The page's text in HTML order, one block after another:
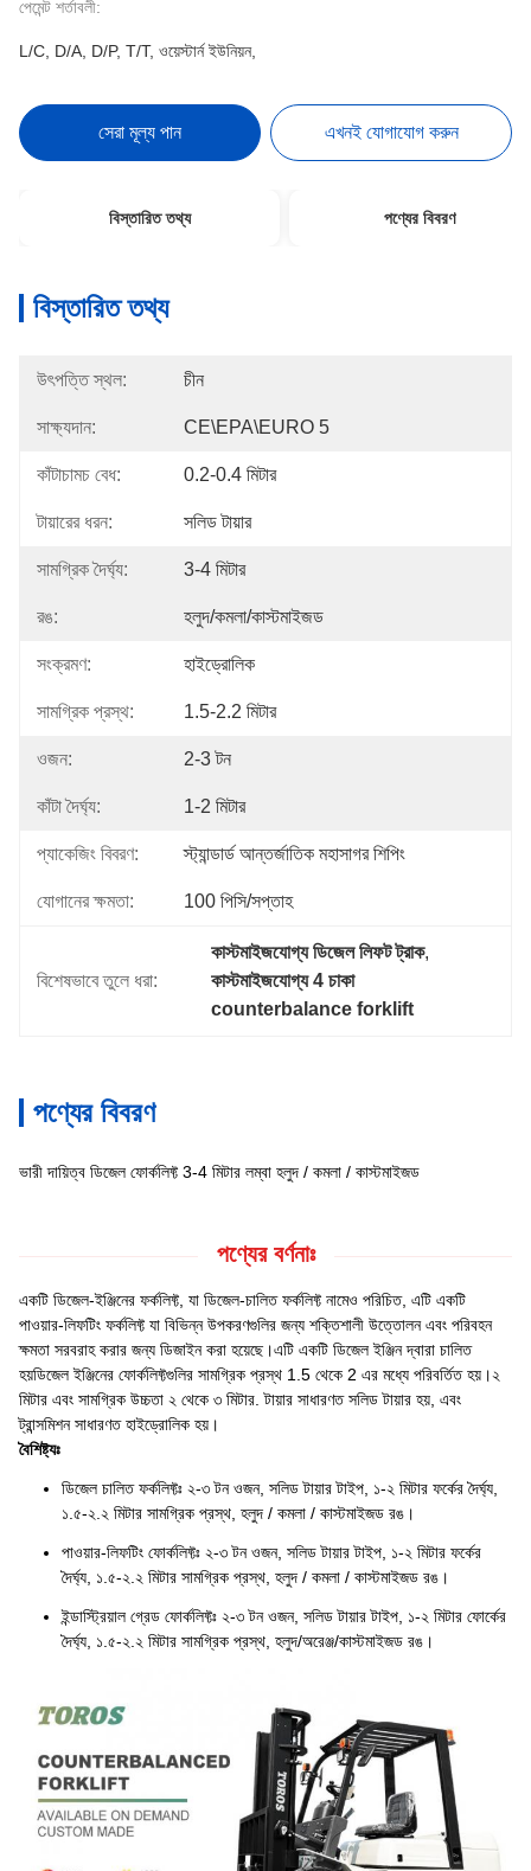
পেমেন্ট শর্তাবলী:
L/C, D/A, D/P, T/T, ওয়েস্টার্ন ইউনিয়ন,
সেরা মূল্য পান এখনই যোগাযোগ করুন
বিস্তারিত তথ্য পণ্যের বিবরণ
বিস্তারিত তথ্য
উৎপত্তি স্থল: চীন
সাক্ষ্যদান: CE\EPA\EURO 5
কাঁটাচামচ বেধ: 0.2-0.4 মিটার
টায়ারের ধরন: সলিড টায়ার
সামগ্রিক দৈর্ঘ্য: 3-4 মিটার
রঙ: হলুদ/কমলা/কাস্টমাইজড
সংক্রমণ: হাইড্রোলিক
সামগ্রিক প্রস্থ: 1.5-2.2 মিটার
ওজন: 2-3 টন
কাঁটা দৈর্ঘ্য: 1-2 মিটার
প্যাকেজিং বিবরণ: স্ট্যান্ডার্ড আন্তর্জাতিক মহাসাগর শিপিং
যোগানের ক্ষমতা: 100 পিসি/সপ্তাহ
বিশেষভাবে তুলে ধরা:
কাস্টমাইজযোগ্য ডিজেল লিফট ট্রাক,
কাস্টমাইজযোগ্য 4 চাকা
counterbalance forklift
পণ্যের বিবরণ
ভারী দায়িত্ব ডিজেল ফোর্কলিফ্ট 3-4 মিটার লম্বা হলুদ / কমলা / কাস্টমাইজড
পণ্যের বর্ণনাঃ
একটি ডিজেল-ইঞ্জিনের ফর্কলিফ্ট, যা ডিজেল-চালিত ফর্কলিফ্ট নামেও পরিচিত, এটি একটি
পাওয়ার-লিফটিং ফর্কলিফ্ট যা বিভিন্ন উপকরণগুলির জন্য শক্তিশালী উত্তোলন এবং পরিবহন
ক্ষমতা সরবরাহ করার জন্য ডিজাইন করা হয়েছে।এটি একটি ডিজেল ইঞ্জিন দ্বারা চালিত
হয়ডিজেল ইঞ্জিনের ফোর্কলিফ্টগুলির সামগ্রিক প্রস্থ 1.5 থেকে 2 এর মধ্যে পরিবর্তিত হয়।২
মিটার এবং সামগ্রিক উচ্চতা ২ থেকে ৩ মিটার. টায়ার সাধারণত সলিড টায়ার হয়, এবং
ট্রান্সমিশন সাধারণত হাইড্রোলিক হয়।
বৈশিষ্ট্যঃ
ডিজেল চালিত ফর্কলিফ্টঃ ২-৩ টন ওজন, সলিড টায়ার টাইপ, ১-২ মিটার ফর্কের দৈর্ঘ্য,
১.৫-২.২ মিটার সামগ্রিক প্রস্থ, হলুদ / কমলা / কাস্টমাইজড রঙ।
পাওয়ার-লিফটিং ফোর্কলিফ্টঃ ২-৩ টন ওজন, সলিড টায়ার টাইপ, ১-২ মিটার ফর্কের
দৈর্ঘ্য, ১.৫-২.২ মিটার সামগ্রিক প্রস্থ, হলুদ / কমলা / কাস্টমাইজড রঙ।
ইন্ডাস্ট্রিয়াল গ্রেড ফোর্কলিফ্টঃ ২-৩ টন ওজন, সলিড টায়ার টাইপ, ১-২ মিটার ফোর্কের
দৈর্ঘ্য, ১.৫-২.২ মিটার সামগ্রিক প্রস্থ, হলুদ/অরেঞ্জ/কাস্টমাইজড রঙ।